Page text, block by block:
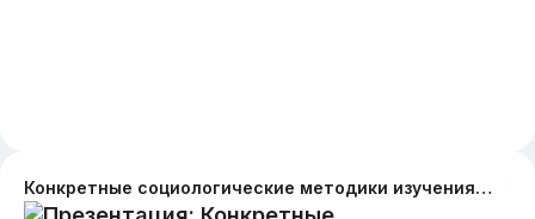
Конкретные социологические методики изучения права, девиация и право